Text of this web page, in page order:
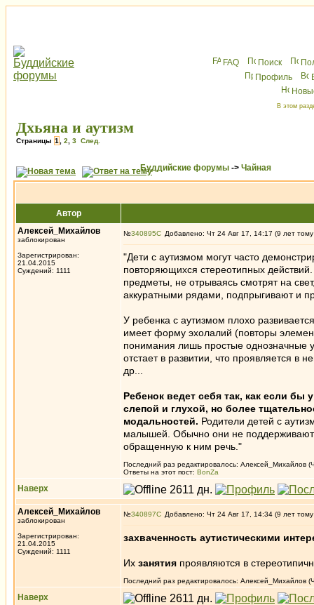
FAQ Поиск
Профиль
В этом
Дхьяна и аутизм
Страницы 1 2 3 След.
Буддийские форумы -> Чайная
Автор
Алексей_Михайлов
заблокирован
Зарегистрирован:
21.04.2015
Суждений: 1111
№340895 Добавлено: Чт 24 Авг 17, 14:17 (9 лет
"Дети с аутизмом могут часто
повторяющихся стереотипных
предметы, не отрываясь смотрят на
аккуратными рядами, подпрыгивают и
У ребенка с аутизмом плохо
имеет форму эхолалий (повторы
понимания лишь простые однозначные
отстает в развитии, что проявляется в
др...
Ребенок ведет себя так, как если
слепой и глухой, но более
модальностей. Родители детей с
малышей. Обычно они не поддерживают
обращенную к ним речь."
Последний раз редактировалось: Алексей_Михайлов
Ответы на этот пост: BonZa
Наверх
Алексей_Михайлов
заблокирован
Зарегистрирован:
21.04.2015
Суждений: 1111
№340897 Добавлено: Чт 24 Авг 17, 14:34 (9 лет
захваченность аутистическими
Их занятия проявляются в
Последний раз редактировалось: Алексей_Михайлов
Наверх